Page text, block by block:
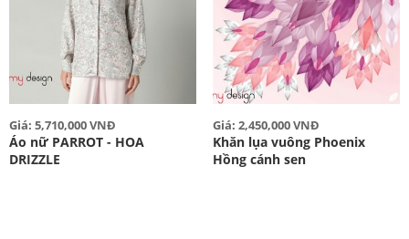
Giá: 5,710,000 VNĐ
Áo nữ PARROT - HOA
DRIZZLE
Giá: 2,450,000 VNĐ
Khăn lụa vuông Phoenix
Hồng cánh sen